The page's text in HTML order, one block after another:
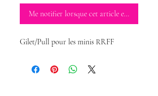
Me notifier lorsque cet article est disponible
Gilet/Pull pour les minis RRFF